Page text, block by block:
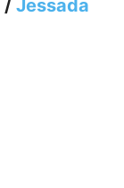
/ Jessada